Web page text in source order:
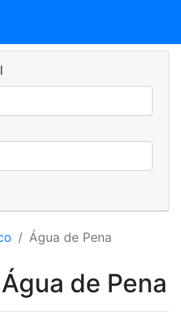
Água de Pena
de Pena